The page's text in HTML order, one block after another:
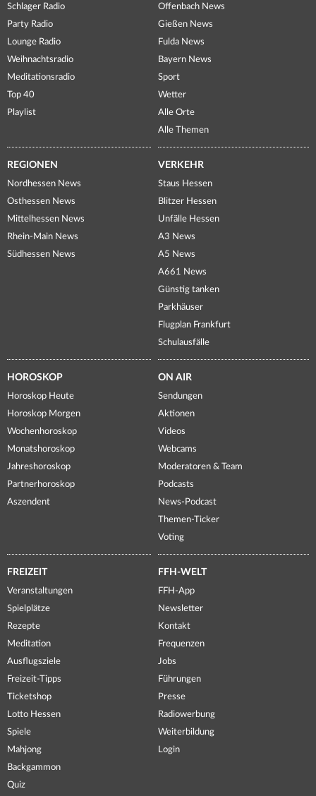
Schlager Radio
Party Radio
Lounge Radio
Weihnachtsradio
Meditationsradio
Top 40
Playlist
Offenbach News
Gießen News
Fulda News
Bayern News
Sport
Wetter
Alle Orte
Alle Themen
REGIONEN
Nordhessen News
Osthessen News
Mittelhessen News
Rhein-Main News
Südhessen News
VERKEHR
Staus Hessen
Blitzer Hessen
Unfälle Hessen
A3 News
A5 News
A661 News
Günstig tanken
Parkhäuser
Flugplan Frankfurt
Schulausfälle
HOROSKOP
Horoskop Heute
Horoskop Morgen
Wochenhoroskop
Monatshoroskop
Jahreshoroskop
Partnerhoroskop
Aszendent
ON AIR
Sendungen
Aktionen
Videos
Webcams
Moderatoren & Team
Podcasts
News-Podcast
Themen-Ticker
Voting
FREIZEIT
Veranstaltungen
Spielplätze
Rezepte
Meditation
Ausflugsziele
Freizeit-Tipps
Ticketshop
Lotto Hessen
Spiele
Mahjong
Backgammon
Quiz
FFH-WELT
FFH-App
Newsletter
Kontakt
Frequenzen
Jobs
Führungen
Presse
Radiowerbung
Weiterbildung
Login